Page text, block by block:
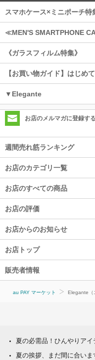
スマホケース×ミニポーチ特
≪MEN'S SMARTPHONE
《ガラスフィルム特集》
【お買い物ガイド】はじめ
▼Elegante
お店のメルマガに登録する
週間売れ筋ランキング
お店のカテゴリ一覧
お店のすべての商品
お店の評価
お店からのお知らせ
お店トップ
販売者情報
au PAY マーケット Elegante（
夏の必需品！ひんやりアイ
夏の挨拶、まだ間に合いま